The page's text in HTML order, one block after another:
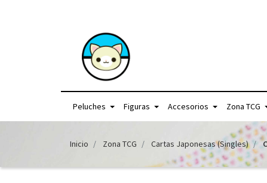
Peluches Figuras Accesorios Zona TCG
Inicio Zona TCG Cartas Japonesas (Singles)